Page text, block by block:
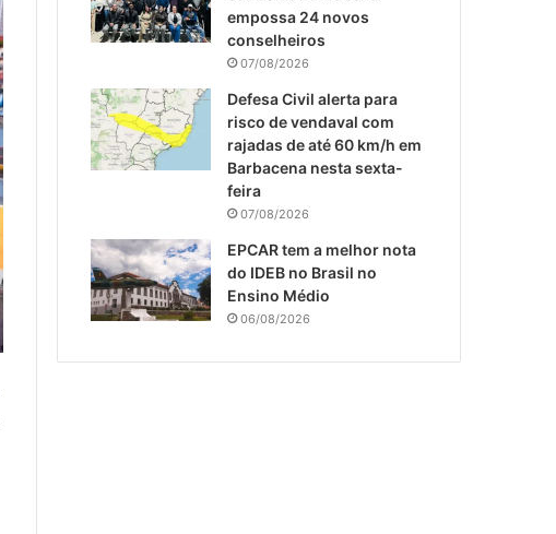
empossa 24 novos
conselheiros
07/08/2026
Defesa Civil alerta para
risco de vendaval com
rajadas de até 60 km/h em
Barbacena nesta sexta-
feira
07/08/2026
EPCAR tem a melhor nota
do IDEB no Brasil no
Ensino Médio
06/08/2026